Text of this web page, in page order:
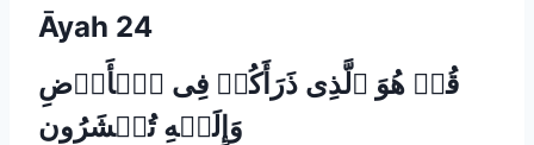
Āyah 24
قُلۡ هُوَ ٱلَّذِی ذَرَأَكُمۡ فِی ٱلۡأَرۡضِ
وَإِلَیۡهِ تُحۡشَرُون